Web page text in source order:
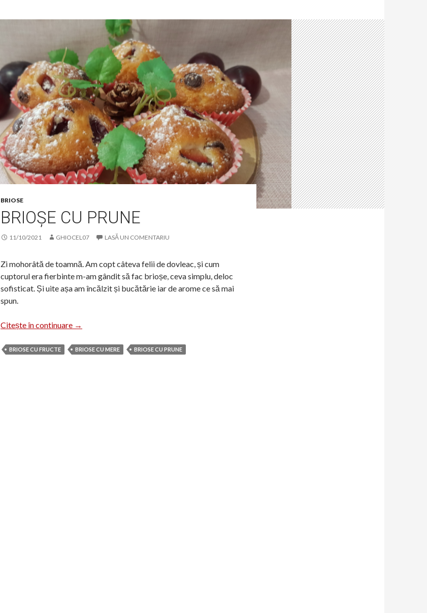
BRIOSE
BRIOȘE CU PRUNE
11/10/2021 GHIOCEL07 LASĂ UN COMENTARIU
Zi mohorâtă de toamnă. Am copt câteva felii de dovleac, și cum
cuptorul era fierbinte m-am gândit să fac brioșe, ceva simplu, deloc
sofisticat. Și uite așa am încălzit și bucătărie iar de arome ce să mai
spun.
Citește în continuare Brioșe cu prune
→
BRIOSE CU FRUCTE BRIOSE CU MERE BRIOSE CU PRUNE